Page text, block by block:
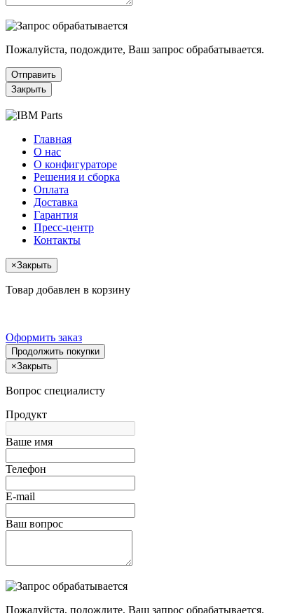
Пожалуйста, подождите, Ваш запрос обрабатывается.
Отправить
Закрыть
Главная
О нас
О конфигураторе
Решения и сборка
Оплата
Доставка
Гарантия
Пресс-центр
Контакты
×Закрыть
Товар добавлен в корзину
Оформить заказ
Продолжить покупки
×Закрыть
Вопрос специалисту
Продукт
Ваше имя
Телефон
E-mail
Ваш вопрос
Пожалуйста, подождите, Ваш запрос обрабатывается.